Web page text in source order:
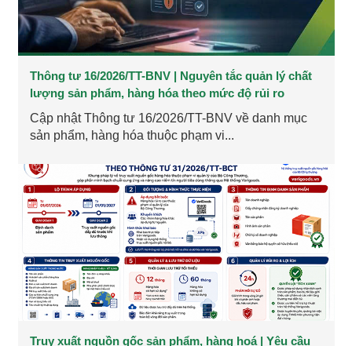
Thông tư 16/2026/TT-BNV | Nguyên tắc quản lý chất
lượng sản phẩm, hàng hóa theo mức độ rủi ro
Cập nhật Thông tư 16/2026/TT-BNV về danh mục
sản phẩm, hàng hóa thuộc phạm vi...
Truy xuất nguồn gốc sản phẩm, hàng hoá | Yêu cầu